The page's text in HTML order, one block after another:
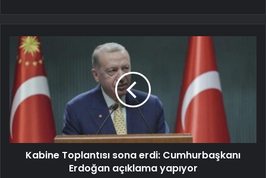
Kabine Toplantısı sona erdi: Cumhurbaşkanı
Erdoğan açıklama yapıyor